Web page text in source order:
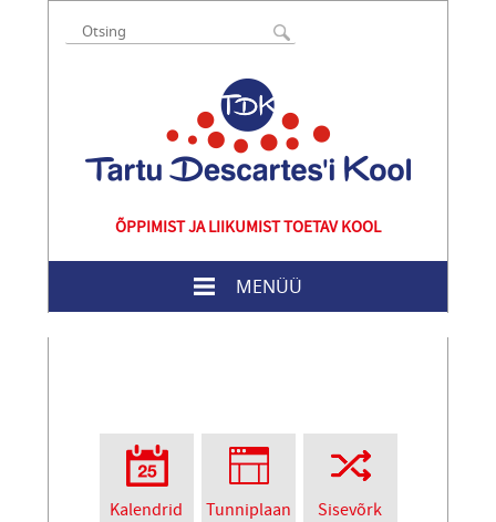
ÕPPIMIST JA LIIKUMIST TOETAV KOOL
MENÜÜ
Kalendrid Tunniplaan Sisevõrk